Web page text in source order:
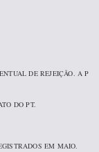
DE REJEIÇÃO. A
DO PT.
EM MAIO.